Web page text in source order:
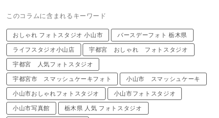
このコラムに含まれるキーワード
おしゃれ フォトスタジオ 小山市
バースデーフォト 栃木県
ライフスタジオ小山店
宇都宮 おしゃれ フォトスタジオ
宇都宮 人気フォトスタジオ
宇都宮市 スマッシュケーキフォト
小山市 スマッシュケーキ
小山市おしゃれフォトスタジオ
小山市フォトスタジオ
小山市写真館
栃木県 人気 フォトスタジオ